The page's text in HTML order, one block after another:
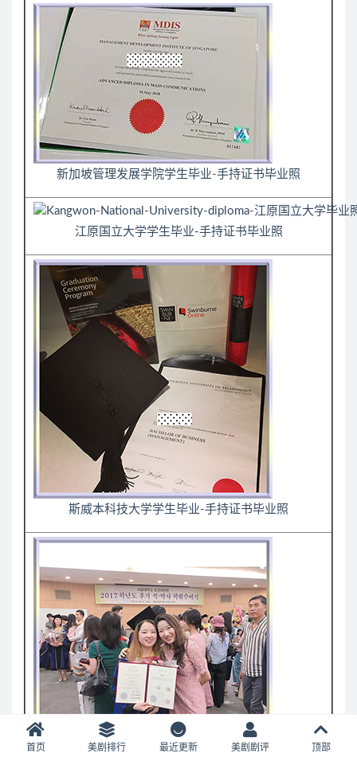
新加坡管理发展学院学生毕业-手持证书毕业照
江原国立大学学生毕业-手持证书毕业照
斯威本科技大学学生毕业-手持证书毕业照
首页 美剧排行 最近更新 美剧剧评 顶部